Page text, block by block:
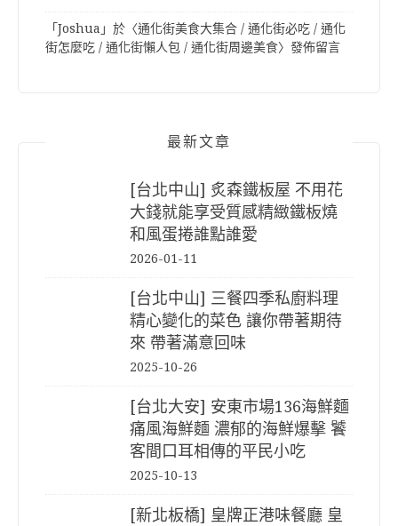
「Joshua 」於〈通化街美食大集合 / 通化街必吃 / 通化
街怎麼吃 / 通化街懶人包 / 通化街周邊美食〉發佈留言
最新文章
[台北中山] 炙森鐵板屋 不用花
大錢就能享受質感精緻鐵板燒
和風蛋捲誰點誰愛
2026-01-11
[台北中山] 三餐四季私廚料理
精心變化的菜色 讓你帶著期待
來 帶著滿意回味
2025-10-26
[台北大安] 安東市場136海鮮麵
痛風海鮮麵 濃郁的海鮮爆擊 饕
客間口耳相傳的平民小吃
2025-10-13
[新北板橋] 皇牌正港味餐廳 皇